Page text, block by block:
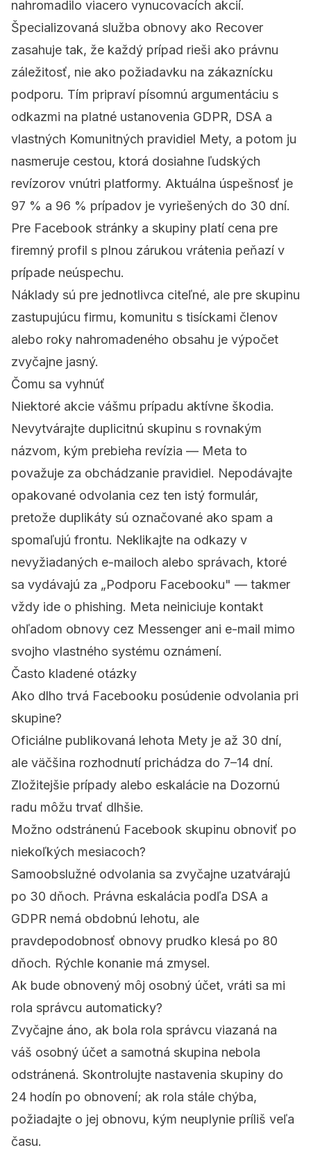
nahromadilo viacero vynucovacích akcií.
Špecializovaná služba obnovy ako Recover
zasahuje tak, že každý prípad rieši ako právnu
záležitosť, nie ako požiadavku na zákaznícku
podporu. Tím pripraví písomnú argumentáciu s
odkazmi na platné ustanovenia GDPR, DSA a
vlastných Komunitných pravidiel Mety, a potom ju
nasmeruje cestou, ktorá dosiahne ľudských
revízorov vnútri platformy. Aktuálna úspešnosť je
97 % a 96 % prípadov je vyriešených do 30 dní.
Pre Facebook stránky a skupiny platí cena pre
firemný profil s plnou zárukou vrátenia peňazí v
prípade neúspechu.
Náklady sú pre jednotlivca citeľné, ale pre skupinu
zastupujúcu firmu, komunitu s tisíckami členov
alebo roky nahromadeného obsahu je výpočet
zvyčajne jasný.
Čomu sa vyhnúť
Niektoré akcie vášmu prípadu aktívne škodia.
Nevytvárajte duplicitnú skupinu s rovnakým
názvom, kým prebieha revízia — Meta to
považuje za obchádzanie pravidiel. Nepodávajte
opakované odvolania cez ten istý formulár,
pretože duplikáty sú označované ako spam a
spomaľujú frontu. Neklikajte na odkazy v
nevyžiadaných e-mailoch alebo správach, ktoré
sa vydávajú za „Podporu Facebooku" — takmer
vždy ide o phishing. Meta neiniciuje kontakt
ohľadom obnovy cez Messenger ani e-mail mimo
svojho vlastného systému oznámení.
Často kladené otázky
Ako dlho trvá Facebooku posúdenie odvolania pri
skupine?
Oficiálne publikovaná lehota Mety je až 30 dní,
ale väčšina rozhodnutí prichádza do 7–14 dní.
Zložitejšie prípady alebo eskalácie na Dozornú
radu môžu trvať dlhšie.
Možno odstránenú Facebook skupinu obnoviť po
niekoľkých mesiacoch?
Samoobslužné odvolania sa zvyčajne uzatvárajú
po 30 dňoch. Právna eskalácia podľa DSA a
GDPR nemá obdobnú lehotu, ale
pravdepodobnosť obnovy prudko klesá po 80
dňoch. Rýchle konanie má zmysel.
Ak bude obnovený môj osobný účet, vráti sa mi
rola správcu automaticky?
Zvyčajne áno, ak bola rola správcu viazaná na
váš osobný účet a samotná skupina nebola
odstránená. Skontrolujte nastavenia skupiny do
24 hodín po obnovení; ak rola stále chýba,
požiadajte o jej obnovu, kým neuplynie príliš veľa
času.